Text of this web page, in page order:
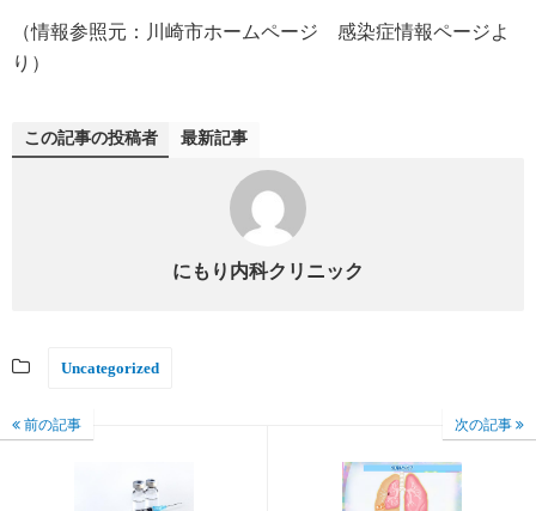
（情報参照元：川崎市ホームページ 感染症情報ページよ
り）
この記事の投稿者 最新記事
にもり内科クリニック
Uncategorized
前の記事 次の記事